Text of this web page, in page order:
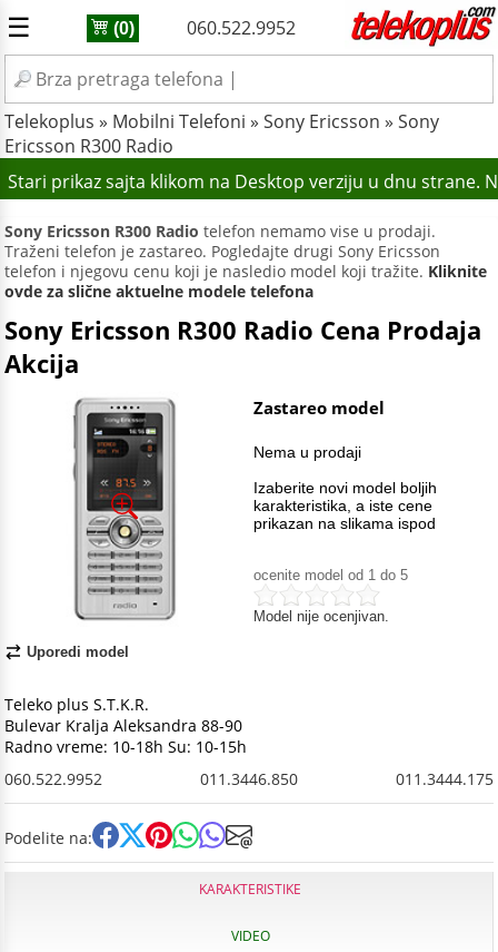
☰ (0) 060.522.9952
Telekoplus » Mobilni Telefoni » Sony Ericsson » Sony
Ericsson R300 Radio
prikaz sajta klikom na Desktop verziju u dnu strane.
Sony Ericsson R300 Radio telefon nemamo vise u prodaji.
Traženi telefon je zastareo. Pogledajte drugi Sony Ericsson
telefon i njegovu cenu koji je nasledio model koji tražite. Kliknite
ovde za slične aktuelne modele telefona
Sony Ericsson R300 Radio Cena Prodaja
Akcija
Uporedi model
Zastareo model
Nema u prodaji
Izaberite novi model boljih
karakteristika, a iste cene
prikazan na slikama ispod
ocenite model od 1 do 5
Model nije ocenjivan.
Teleko plus S.T.K.R.
Bulevar Kralja Aleksandra 88-90
Radno vreme: 10-18h Su: 10-15h
060.522.9952
011.3446.850 011.3444.175
Podelite na:
KARAKTERISTIKE
VIDEO